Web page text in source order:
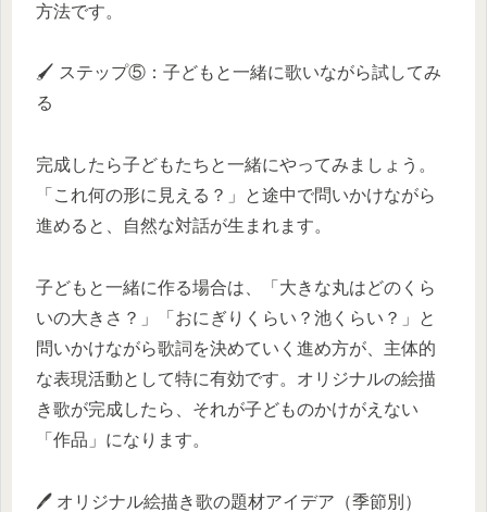
方法です。
🖌️ ステップ⑤：子どもと一緒に歌いながら試してみ
る
完成したら子どもたちと一緒にやってみましょう。
「これ何の形に見える？」と途中で問いかけながら
進めると、自然な対話が生まれます。
子どもと一緒に作る場合は、「大きな丸はどのくら
いの大きさ？」「おにぎりくらい？池くらい？」と
問いかけながら歌詞を決めていく進め方が、主体的
な表現活動として特に有効です。オリジナルの絵描
き歌が完成したら、それが子どものかけがえない
「作品」になります。
🖊️ オリジナル絵描き歌の題材アイデア（季節別）